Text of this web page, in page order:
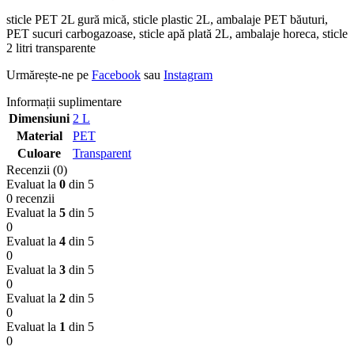
sticle PET 2L gură mică, sticle plastic 2L, ambalaje PET băuturi,
PET sucuri carbogazoase, sticle apă plată 2L, ambalaje horeca, sticle
2 litri transparente
Urmărește-ne pe Facebook sau Instagram
Informații suplimentare
Dimensiuni 2 L
Material
PET
Culoare
Transparent
Recenzii (0)
Evaluat la 0 din 5
0 recenzii
Evaluat la 5 din 5
0
Evaluat la 4 din 5
0
Evaluat la 3 din 5
0
Evaluat la 2 din 5
0
Evaluat la 1 din 5
0